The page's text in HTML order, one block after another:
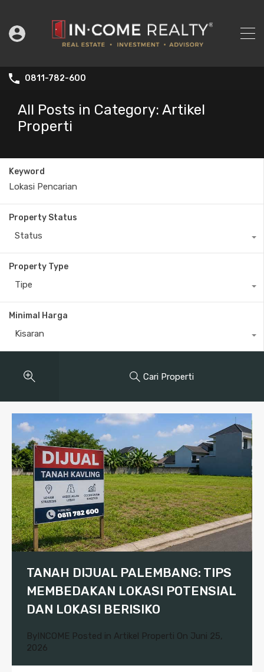
0811-782-600
All Posts in Category: Artikel
Properti
Keyword
Property Status
Status
Property Type
Tipe
Minimal Harga
Kisaran
Cari Properti
TANAH DIJUAL PALEMBANG: TIPS
MEMBEDAKAN LOKASI POTENSIAL
DAN LOKASI BERISIKO
ByINCOME Posted in Artikel Properti On Juni 25,
2026